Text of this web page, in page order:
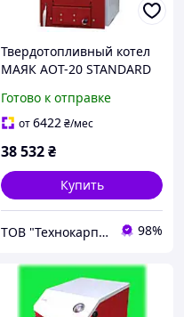
Твердотопливный котел
МАЯК АОТ-20 STANDARD
Готово к отправке
от6422₴/мес
38 532₴
Купить
ТОВ "Технокарпати" 98%